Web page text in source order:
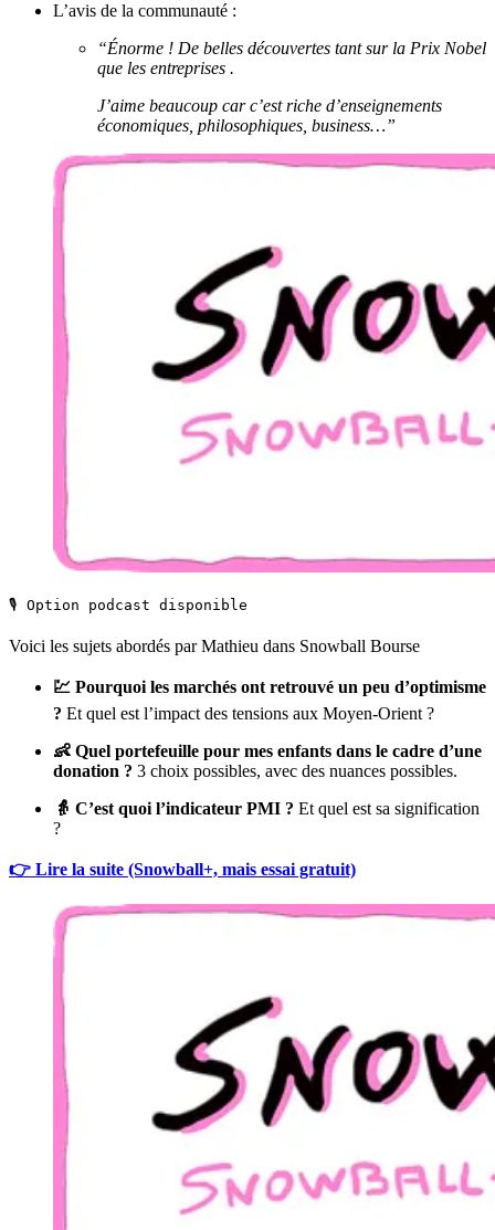
L’avis de la communauté :
“Énorme ! De belles découvertes tant sur la Prix Nobel
que les entreprises .
J’aime beaucoup car c’est riche d’enseignements
économiques, philosophiques, business…”
🎙️ Option podcast disponible
Voici les sujets abordés par Mathieu dans Snowball Bourse
💹 Pourquoi les marchés ont retrouvé un peu d’optimisme
? Et quel est l’impact des tensions aux Moyen-Orient ?
👶 Quel portefeuille pour mes enfants dans le cadre d’une
donation ? 3 choix possibles, avec des nuances possibles.
👵 C’est quoi l’indicateur PMI ? Et quel est sa signification
?
👉 Lire la suite (Snowball+, mais essai gratuit)